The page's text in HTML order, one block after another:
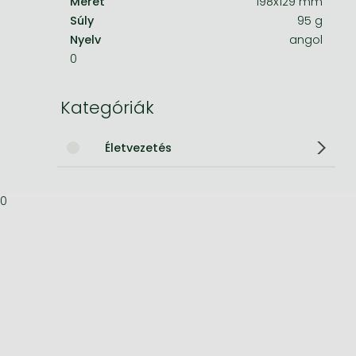
Bleach manga
One-Punch Man manga
Súly
95 g
Nyelv
angol
0
Kategóriák
Életvezetés
0